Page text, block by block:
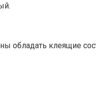
обладать клеящие